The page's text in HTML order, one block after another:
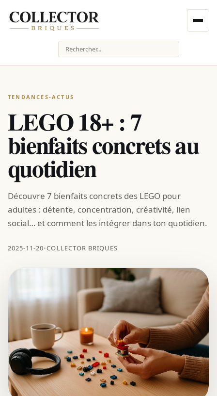
Rechercher
TENDANCES-ACTUS
LEGO 18+ : 7
bienfaits concrets au
quotidien
Découvre 7 bienfaits concrets des LEGO pour
adultes : détente, concentration, créativité, lien
social… et comment les intégrer dans ton quotidien.
2025-11-20•COLLECTOR BRIQUES